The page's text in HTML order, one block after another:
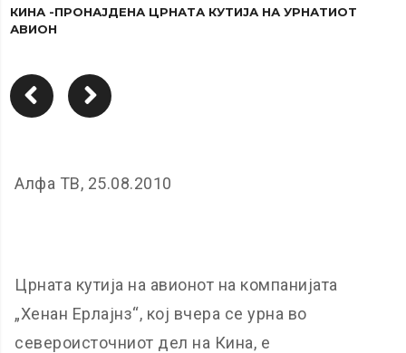
КИНА -ПРОНАЈДЕНА ЦРНАТА КУТИЈА НА УРНАТИОТ
АВИОН
Алфа ТВ, 25.08.2010
Црната кутија на авионот на компанијата
„Хенан Ерлајнз“, кој вчера се урна во
североисточниот дел на Кина, е